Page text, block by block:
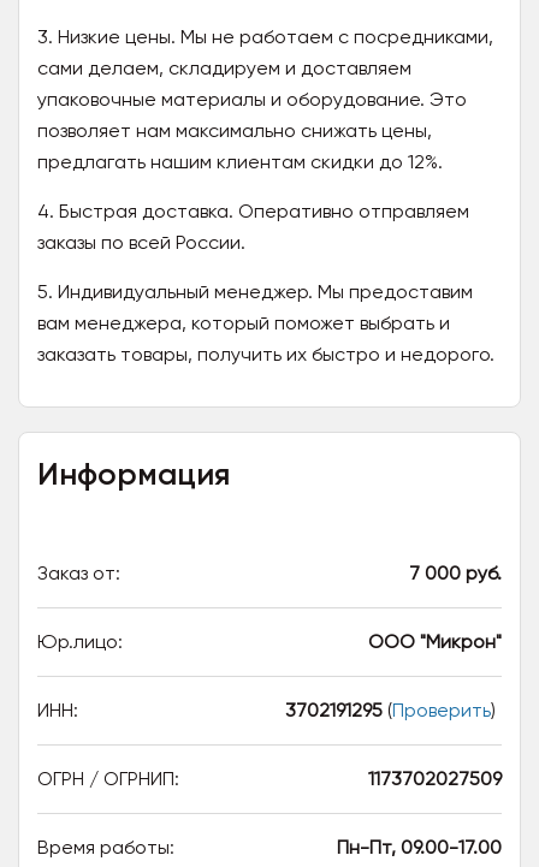
3. Низкие цены. Мы не работаем с посредниками,
сами делаем, складируем и доставляем
упаковочные материалы и оборудование. Это
позволяет нам максимально снижать цены,
предлагать нашим клиентам скидки до 12%.
4. Быстрая доставка. Оперативно отправляем
заказы по всей России.
5. Индивидуальный менеджер. Мы предоставим
вам менеджера, который поможет выбрать и
заказать товары, получить их быстро и недорого.
Информация
Заказ от: 7 000 руб.
Юр.лицо: ООО "Микрон"
ИНН: 3702191295 (Проверить)
ОГРН / ОГРНИП: 1173702027509
Время работы: Пн-Пт, 09.00-17.00